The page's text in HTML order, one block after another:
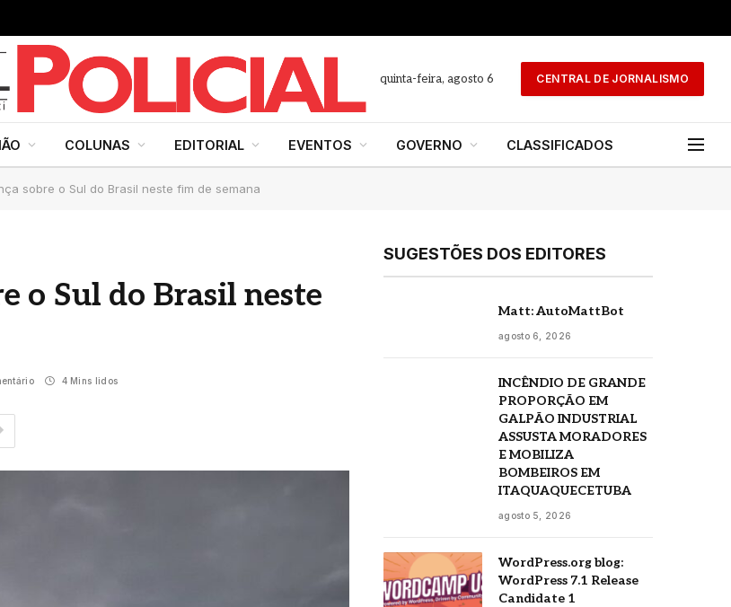
quinta-feira, agosto 6 CENTRAL DE JORNALISMO
COLUNAS EDITORIAL EVENTOS GOVERNO CLASSIFICADOS
sobre o Sul do Brasil neste fim de semana
o Sul do Brasil neste
4 Mins lidos
SUGESTÕES DOS EDITORES
Matt: AutoMattBot
agosto 6, 2026
INCÊNDIO DE GRANDE
PROPORÇÃO EM
GALPÃO INDUSTRIAL
ASSUSTA MORADORES
E MOBILIZA
BOMBEIROS EM
ITAQUAQUECETUBA
agosto 5, 2026
WordPress.org blog:
WordPress 7.1 Release
Candidate 1